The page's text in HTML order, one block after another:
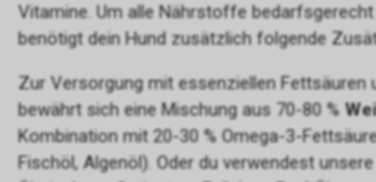
Vitamine. Um alle Nährstoffe
benötigt dein Hund zusätzlich folgende
Zur Versorgung mit essenziellen Fettsäuren
bewährt sich eine Mischung aus 70-80 %
Kombination mit 20-30 % Omega-3-
Fischöl, Algenöl). Oder du verwendest